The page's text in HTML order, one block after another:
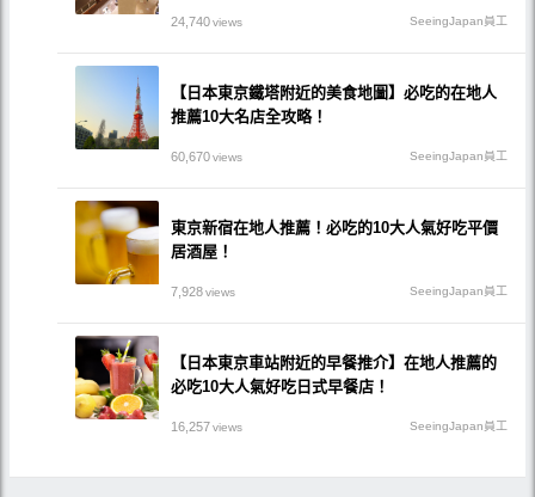
24,740views SeeingJapan員工
【日本東京鐵塔附近的美食地圖】必吃的在地人
推薦10大名店全攻略！
60,670views SeeingJapan員工
東京新宿在地人推薦！必吃的10大人氣好吃平價
居酒屋！
7,928views SeeingJapan員工
【日本東京車站附近的早餐推介】在地人推薦的
必吃10大人氣好吃日式早餐店！
16,257views SeeingJapan員工